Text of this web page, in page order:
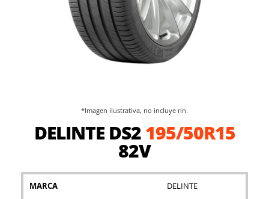
DELINTE DS2195/50R15
82V
MARCA DELINTE
*Imagen ilustrativa, no incluye rin.
galería